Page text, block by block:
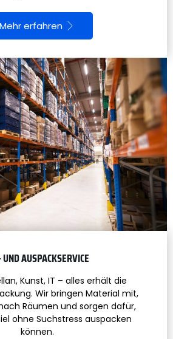
Mehr erfahren
AUSPACKSERVICE
Kunst, IT – alles erhält die
Wir bringen Material mit,
Räumen und sorgen dafür,
ohne Suchstress auspacken
können.